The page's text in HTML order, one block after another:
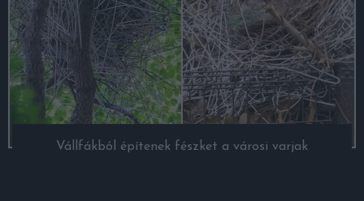
Vállfákból építenek fészket a városi varjak